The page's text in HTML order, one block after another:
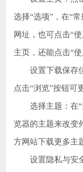
选择“选项”，在“
网址，也可点击“
主页，还能点击“
设置下载保存位
点击“浏览”按钮可
选择主题：在“
览器的主题来改变
方网站下载更多主
设置隐私与安全